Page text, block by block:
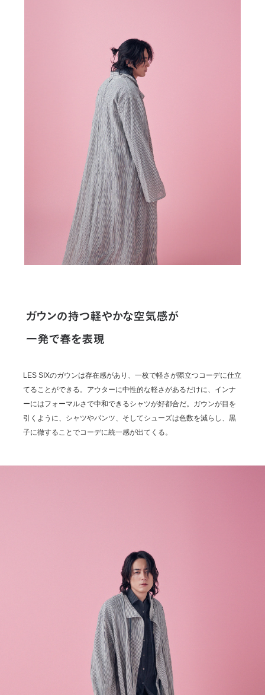
LES SIXのガウンは存在感があり、一枚で軽さが際立つコーデに仕立
てることができる。アウターに中性的な軽さがあるだけに、インナ
ーにはフォーマルさで中和できるシャツが好都合だ。ガウンが目を
引くように、シャツやパンツ、そしてシューズは色数を減らし、黒
子に徹することでコーデに統一感が出てくる。